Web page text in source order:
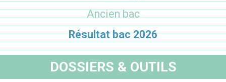
Ancien bac
Résultat bac 2026
DOSSIERS & OUTILS